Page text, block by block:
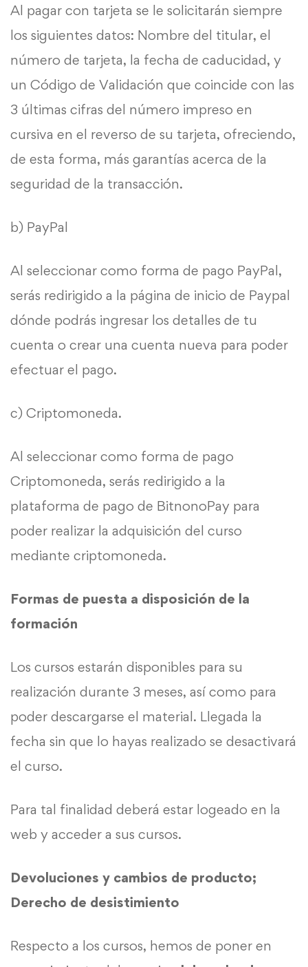
Al pagar con tarjeta se le solicitarán siempre
los siguientes datos: Nombre del titular, el
número de tarjeta, la fecha de caducidad, y
un Código de Validación que coincide con las
3 últimas cifras del número impreso en
cursiva en el reverso de su tarjeta, ofreciendo,
de esta forma, más garantías acerca de la
seguridad de la transacción.
b) PayPal
Al seleccionar como forma de pago PayPal,
serás redirigido a la página de inicio de Paypal
dónde podrás ingresar los detalles de tu
cuenta o crear una cuenta nueva para poder
efectuar el pago.
c) Criptomoneda.
Al seleccionar como forma de pago
Criptomoneda, serás redirigido a la
plataforma de pago de BitnonoPay para
poder realizar la adquisición del curso
mediante criptomoneda.
Formas de puesta a disposición de la
formación
Los cursos estarán disponibles para su
realización durante 3 meses, así como para
poder descargarse el material. Llegada la
fecha sin que lo hayas realizado se desactivará
el curso.
Para tal finalidad deberá estar logeado en la
web y acceder a sus cursos.
Devoluciones y cambios de producto;
Derecho de desistimiento
Respecto a los cursos, hemos de poner en